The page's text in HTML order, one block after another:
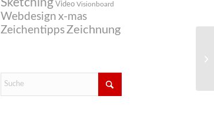
Sketching Video Visionboard
Webdesign x-mas
ZeichentippsZeichnung